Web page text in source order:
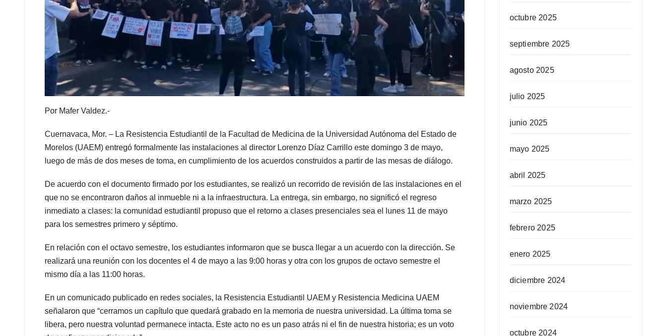
Por Mafer Valdez.-
Cuernavaca, Mor. – La Resistencia Estudiantil de la Facultad de Medicina de la Universidad Autónoma del Estado de
Morelos (UAEM) entregó formalmente las instalaciones al director Lorenzo Díaz Carrillo este domingo 3 de mayo,
luego de más de dos meses de toma, en cumplimiento de los acuerdos construidos a partir de las mesas de diálogo.
De acuerdo con el documento firmado por los estudiantes, se realizó un recorrido de revisión de las instalaciones en el
que no se encontraron daños al inmueble ni a la infraestructura. La entrega, sin embargo, no significó el regreso
inmediato a clases: la comunidad estudiantil propuso que el retorno a clases presenciales sea el lunes 11 de mayo
para los semestres primero y séptimo.
En relación con el octavo semestre, los estudiantes informaron que se busca llegar a un acuerdo con la dirección. Se
realizará una reunión con los docentes el 4 de mayo a las 9:00 horas y otra con los grupos de octavo semestre el
mismo día a las 11:00 horas.
En un comunicado publicado en redes sociales, la Resistencia Estudiantil UAEM y Resistencia Medicina UAEM
señalaron que “cerramos un capítulo que quedará grabado en la memoria de nuestra universidad. La última toma se
libera, pero nuestra voluntad permanece intacta. Este acto no es un paso atrás ni el fin de nuestra historia; es un voto
octubre 2025
septiembre 2025
agosto 2025
julio 2025
junio 2025
mayo 2025
abril 2025
marzo 2025
febrero 2025
enero 2025
diciembre 2024
noviembre 2024
octubre 2024